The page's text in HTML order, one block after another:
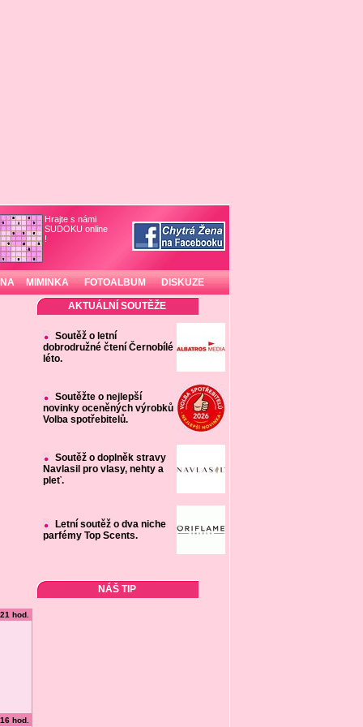
Hrajte s námi
SUDOKU online
!
MIMINKA FOTOALBUM DISKUZE
hod.
hod.
AKTUÁLNÍ SOUTĚŽE
Soutěž o letní
dobrodružné čtení Černobílé
léto.
Soutěžte o nejlepší
novinky oceněných výrobků
Volba spotřebitelů.
Soutěž o doplněk stravy
Navlasil pro vlasy, nehty a
pleť.
Letní soutěž o dva niche
parfémy Top Scents.
NÁŠ TIP